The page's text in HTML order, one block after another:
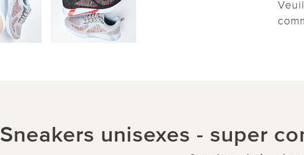
Sneakers unisexes - super